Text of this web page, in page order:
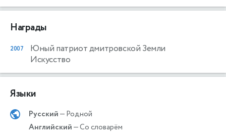
Награды
2007
Юный патриот дмитровской Земли
Искусство
Языки
Русский— Родной
Английский— Со словарём